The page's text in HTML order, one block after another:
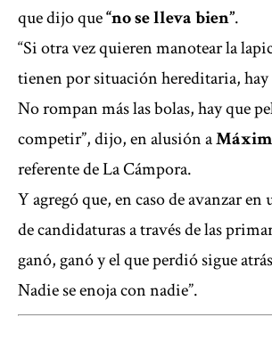
que dijo que“no se lleva bien”.
“Si otra vez quieren manotear la
tienen por situación hereditaria, hay
No rompan más las bolas, hay que
competir”, dijo, en alusión a
referente de La Cámpora.
Y agregó que, en caso de avanzar
de candidaturas a través de las
ganó, ganó y el que perdió sigue
Nadie se enoja con nadie”.